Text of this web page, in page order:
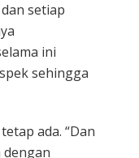
setiap
ini
sehingga
ada. “Dan